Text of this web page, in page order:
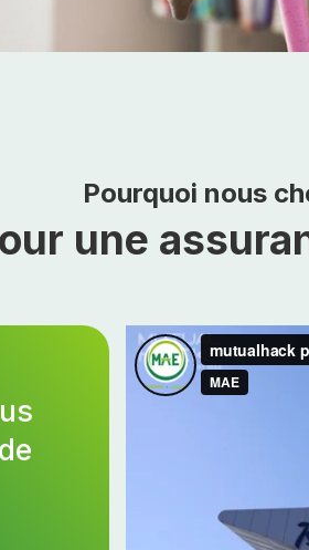
Pourquoi nous
une